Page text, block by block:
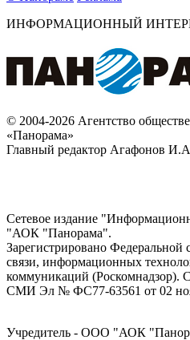
ИНФОРМАЦИОННЫЙ
© 2004-2026 Агентство
«Панорама»
Главный редактор Агафонов
Сетевое издание
"АОК "Панорама".
Зарегистрировано Федеральной
связи, информационных
коммуникаций (Роскомнадзор).
СМИ Эл № ФС77-63561 от 02
Учредитель - ООО "АОК